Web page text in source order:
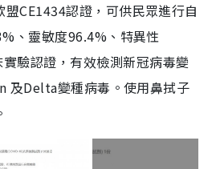
CE1434認證，可供民眾進行自
、靈敏度96.4%、特異性
驗認證，有效檢測新冠病毒變
及Delta變種病毒。使用鼻拭子